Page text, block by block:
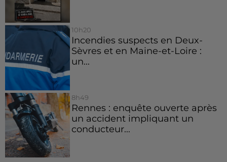
10h20
Incendies suspects en Deux-
Sèvres et en Maine-et-Loire :
un...
8h49
Rennes : enquête ouverte après
un accident impliquant un
conducteur...